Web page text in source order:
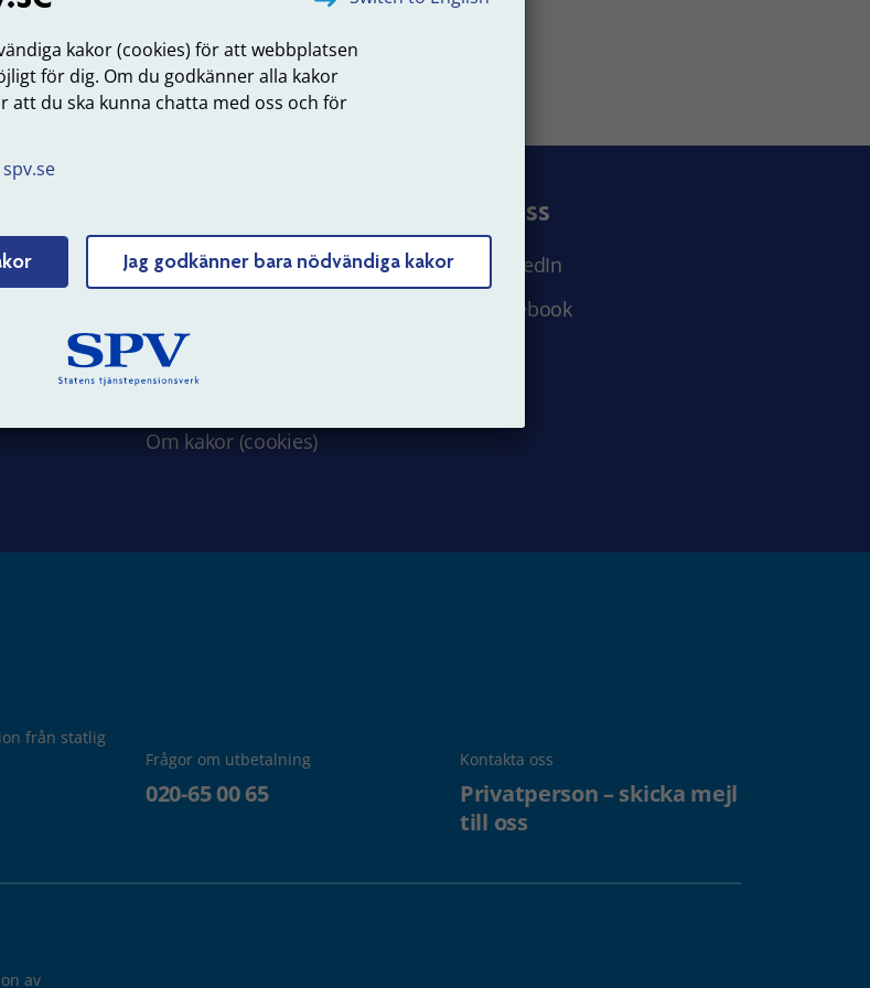
kakor (cookies) för att webbplatsen
för dig. Om du godkänner alla kakor
att du ska kunna chatta med oss och för
Jag godkänner bara nödvändiga kakor
om sidans innehåll
Webbkarta
Personuppgifter
Om kakor (cookies)
Följ oss
LinkedIn
Facebook
från statlig
Frågor om utbetalning
020-65 00 65
Kontakta oss
Privatperson – skicka mejl
till oss
av